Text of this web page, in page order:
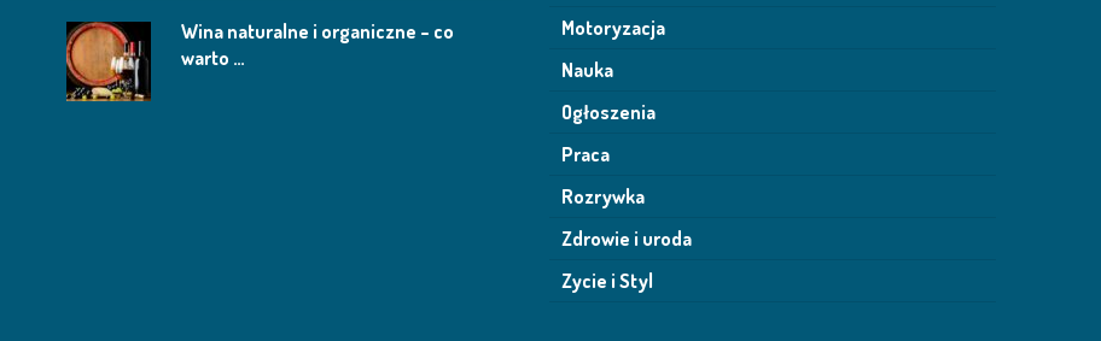
Wina naturalne i organiczne – co
warto …
Motoryzacja
Nauka
Ogłoszenia
Praca
Rozrywka
Zdrowie i uroda
Zycie i Styl